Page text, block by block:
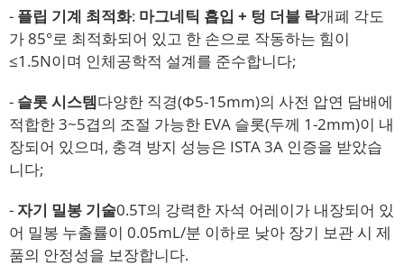
- 플립 기계 최적화: 마그네틱 흡입 + 텅 더블 락개폐 각도
가 85°로 최적화되어 있고 한 손으로 작동하는 힘이
≤1.5N이며 인체공학적 설계를 준수합니다;
- 슬롯 시스템다양한 직경(Φ5-15mm)의 사전 압연 담배에
적합한 3~5겹의 조절 가능한 EVA 슬롯(두께 1-2mm)이 내
장되어 있으며, 충격 방지 성능은 ISTA 3A 인증을 받았습
니다;
- 자기 밀봉 기술0.5T의 강력한 자석 어레이가 내장되어 있
어 밀봉 누출률이 0.05mL/분 이하로 낮아 장기 보관 시 제
품의 안정성을 보장합니다.